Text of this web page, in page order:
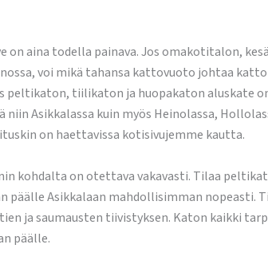
aina todella painava. Jos omakotitalon,
voi mikä tahansa kattovuoto johtaa
tiilikaton ja huopakaton aluskate
Asikkalassa kuin myös Heinolassa,
on haettavissa kotisivujemme kautta.
kohdalta on otettava vakavasti. Tilaa
Asikkalaan mahdollisimman nopeasti.
ja saumausten tiivistyksen. Katon kaikki
päälle.